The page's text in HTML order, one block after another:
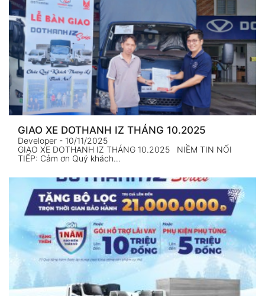
GIAO XE DOTHANH IZ THÁNG 10.2025
Developer - 10/11/2025
GIAO XE DOTHANH IZ THÁNG 10.2025 NIỀM TIN NỐI
TIẾP: Cảm ơn Quý khách…